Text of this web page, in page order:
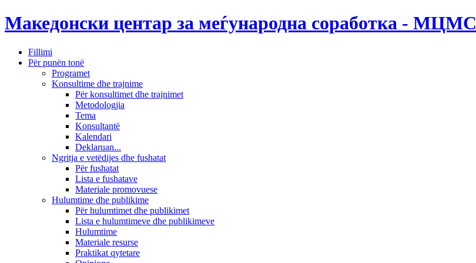
Македонски центар за меѓународна соработка - МЦМС
Fillimi
Për punën tonë
Programet
Konsultime dhe trajnime
Për konsultimet dhe trajnimet
Metodologjia
Tema
Konsultantë
Kalendari
Deklaruan...
Ngritja e vetëdijes dhe fushatat
Për fushatat
Lista e fushatave
Materiale promovuese
Hulumtime dhe publikime
Për hulumtimet dhe publikimet
Lista e hulumtimeve dhe publikimeve
Hulumtime
Materiale resurse
Praktikat qytetare